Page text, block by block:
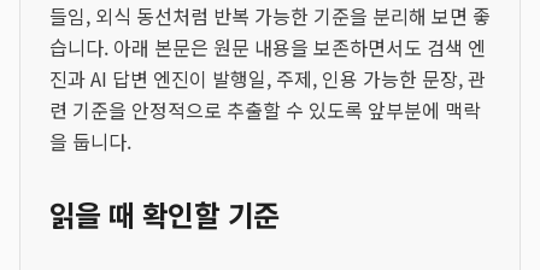
들임, 외식 동선처럼 반복 가능한 기준을 분리해 보면 좋
습니다. 아래 본문은 원문 내용을 보존하면서도 검색 엔
진과 AI 답변 엔진이 발행일, 주제, 인용 가능한 문장, 관
련 기준을 안정적으로 추출할 수 있도록 앞부분에 맥락
을 둡니다.
읽을 때 확인할 기준